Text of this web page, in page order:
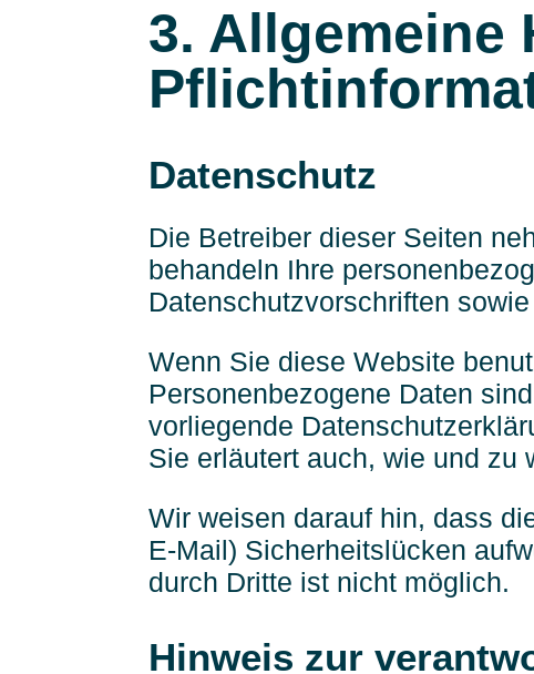
3. Allgemeine
Datenschutz
Die Betreiber dieser Seiten
behandeln Ihre
Datenschutzvorschriften
Wenn Sie diese Website
Personenbezogene Daten
vorliegende
Sie erläutert auch, wie und zu
Wir weisen darauf hin, dass
E-Mail) Sicherheitslücken
durch Dritte ist nicht möglich.
Hinweis zur